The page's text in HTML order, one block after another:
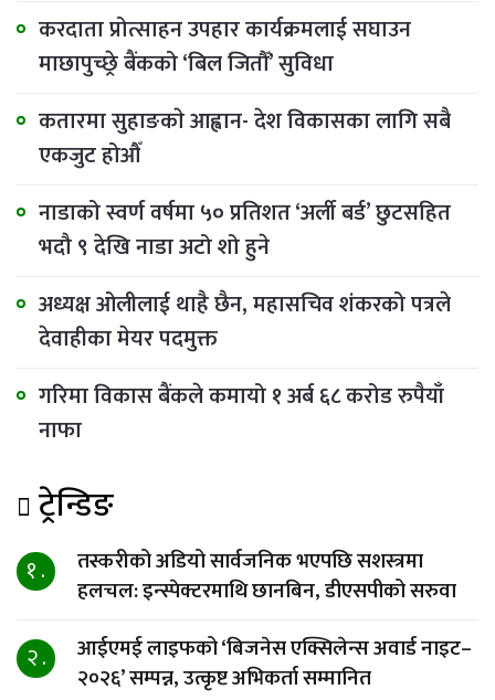
करदाता प्रोत्साहन उपहार कार्यक्रमलाई सघाउन
माछापुच्छ्रे बैंकको ‘बिल जितौँ’ सुविधा
कतारमा सुहाङकाे आह्वान- देश विकासका लागि सबै
एकजुट होऔँ
नाडाको स्वर्ण वर्षमा ५० प्रतिशत ‘अर्ली बर्ड’ छुटसहित
भदौ ९ देखि नाडा अटो शो हुने
अध्यक्ष ओलीलाई थाहै छैन, महासचिव शंकरको पत्रले
देवाहीका मेयर पदमुक्त
गरिमा विकास बैंकले कमायो १ अर्ब ६८ करोड रुपैयाँ
नाफा
ट्रेन्डिङ
१ .
तस्करीको अडियो सार्वजनिक भएपछि सशस्त्रमा
हलचल: इन्स्पेक्टरमाथि छानबिन, डीएसपीको सरुवा
२ .
आईएमई लाइफको ‘बिजनेस एक्सिलेन्स अवार्ड नाइट–
२०२६’ सम्पन्न, उत्कृष्ट अभिकर्ता सम्मानित